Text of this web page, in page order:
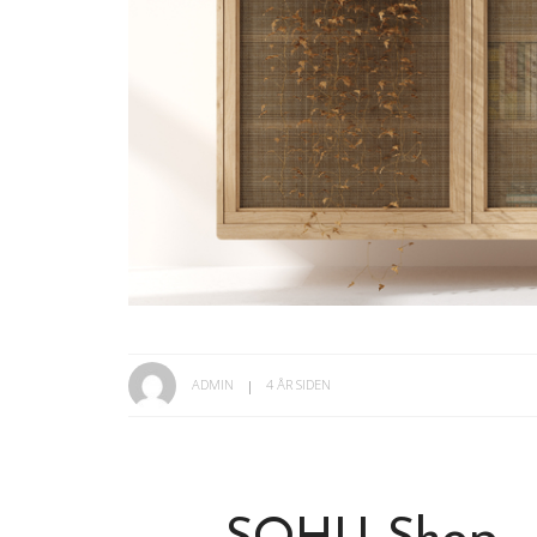
ADMIN 4 ÅR SIDEN